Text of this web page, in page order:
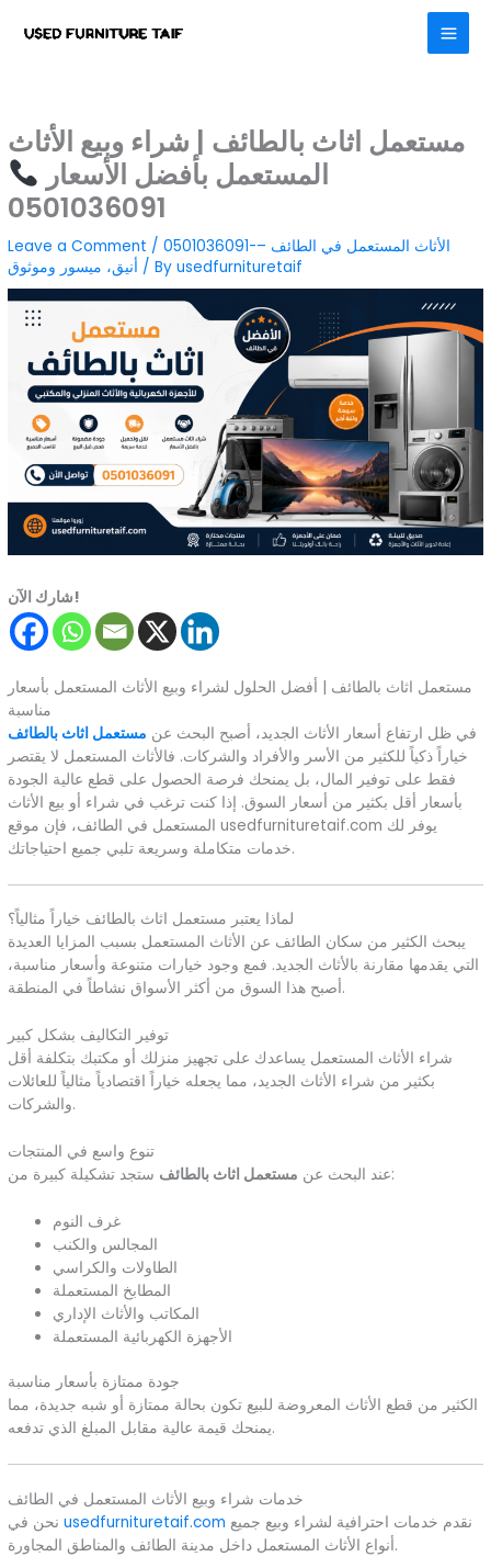
مستعمل اثاث بالطائف | شراء وبيع الأثاث
المستعمل بأفضل الأسعار
0501036091
Leave a Comment /0501036091-الأثاث المستعمل في الطائف –
أنيق، ميسور وموثوق / Byusedfurnituretaif
شارك الآن!
مستعمل اثاث بالطائف | أفضل الحلول لشراء وبيع الأثاث المستعمل بأسعار
مناسبة
في ظل ارتفاع أسعار الأثاث الجديد، أصبح البحث عن مستعمل اثاث بالطائف
خياراً ذكياً للكثير من الأسر والأفراد والشركات. فالأثاث المستعمل لا يقتصر
فقط على توفير المال، بل يمنحك فرصة الحصول على قطع عالية الجودة
بأسعار أقل بكثير من أسعار السوق. إذا كنت ترغب في شراء أو بيع الأثاث
المستعمل في الطائف، فإن موقع usedfurnituretaif.com يوفر لك
خدمات متكاملة وسريعة تلبي جميع احتياجاتك.
لماذا يعتبر مستعمل اثاث بالطائف خياراً مثالياً؟
يبحث الكثير من سكان الطائف عن الأثاث المستعمل بسبب المزايا العديدة
التي يقدمها مقارنة بالأثاث الجديد. فمع وجود خيارات متنوعة وأسعار مناسبة،
أصبح هذا السوق من أكثر الأسواق نشاطاً في المنطقة.
توفير التكاليف بشكل كبير
شراء الأثاث المستعمل يساعدك على تجهيز منزلك أو مكتبك بتكلفة أقل
بكثير من شراء الأثاث الجديد، مما يجعله خياراً اقتصادياً مثالياً للعائلات
والشركات.
تنوع واسع في المنتجات
عند البحث عن مستعمل اثاث بالطائف ستجد تشكيلة كبيرة من:
غرف النوم
المجالس والكنب
الطاولات والكراسي
المطابخ المستعملة
المكاتب والأثاث الإداري
الأجهزة الكهربائية المستعملة
جودة ممتازة بأسعار مناسبة
الكثير من قطع الأثاث المعروضة للبيع تكون بحالة ممتازة أو شبه جديدة، مما
يمنحك قيمة عالية مقابل المبلغ الذي تدفعه.
خدمات شراء وبيع الأثاث المستعمل في الطائف
نحن فيusedfurnituretaif.com
أنواع الأثاث المستعمل داخل مدينة الطائف والمناطق المجاورة.